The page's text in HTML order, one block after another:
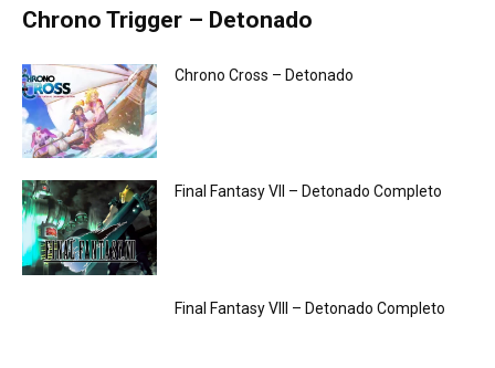
Chrono Trigger – Detonado
Chrono Cross – Detonado
Final Fantasy VII – Detonado Completo
Final Fantasy VIII – Detonado Completo